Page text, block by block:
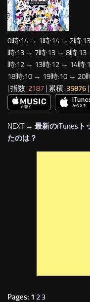
0時:14 → 1時:14 → 2時
時:13 → 7時:13 → 8時
時:12 → 13時:12 → 14時
18時:10 → 19時:10 → 20
| 指数: 2187 | 累積: 35876 |
NEXT → 最新のiTunesト
たのは？
Pages: 1 2 3